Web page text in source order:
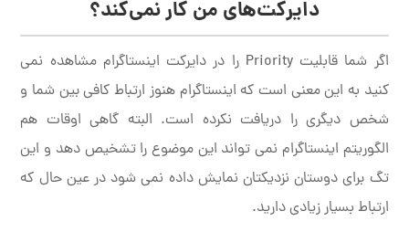
دایرکت‌های من کار نمی‌کند؟
اگر شما قابلیت Priority را در دایرکت اینستاگرام مشاهده نمی
کنید به این معنی است که اینستاگرام هنوز ارتباط کافی بین شما و
شخص دیگری را دریافت نکرده است. البته گاهی اوقات هم
الگوریتم اینستاگرام نمی تواند این موضوع را تشخیص دهد و این
تگ برای دوستان نزدیکتان نمایش داده نمی شود در عین حال که
ارتباط بسیار زیادی دارید.